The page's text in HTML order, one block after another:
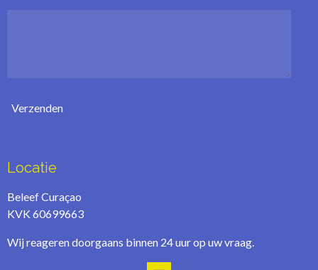
Verzenden
Locatie
Beleef Curaçao
KVK 60699663
Wij reageren doorgaans binnen 24 uur op uw vraag.